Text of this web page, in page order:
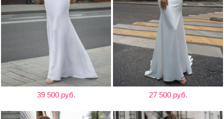
39 500 руб. 27 500 руб.